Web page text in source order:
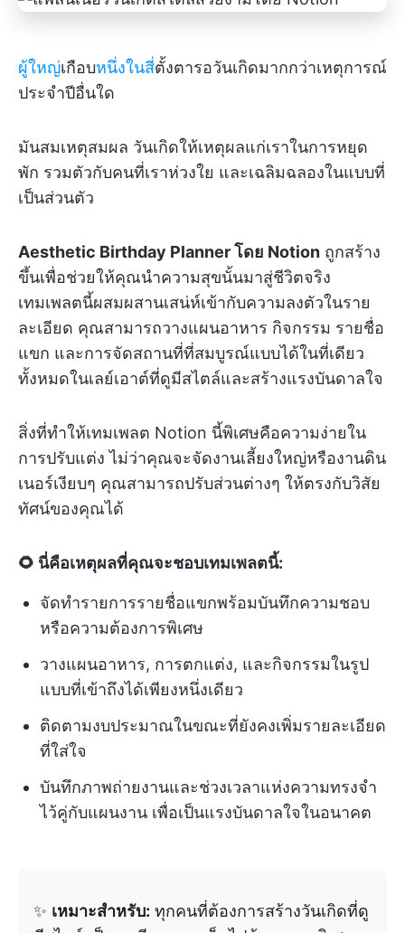
ผู้ใหญ่เกือบหนึ่งในสี่ตั้งตารอวันเกิดมากกว่าเหตุการณ์
ประจำปีอื่นใด
มันสมเหตุสมผล วันเกิดให้เหตุผลแก่เราในการหยุด
พัก รวมตัวกับคนที่เราห่วงใย และเฉลิมฉลองในแบบที่
เป็นส่วนตัว
Aesthetic Birthday Planner โดย Notion ถูกสร้าง
ขึ้นเพื่อช่วยให้คุณนำความสุขนั้นมาสู่ชีวิตจริง
เทมเพลตนี้ผสมผสานเสน่ห์เข้ากับความลงตัวในราย
ละเอียด คุณสามารถวางแผนอาหาร กิจกรรม รายชื่อ
แขก และการจัดสถานที่ที่สมบูรณ์แบบได้ในที่เดียว
ทั้งหมดในเลย์เอาต์ที่ดูมีสไตล์และสร้างแรงบันดาลใจ
สิ่งที่ทำให้เทมเพลต Notion นี้พิเศษคือความง่ายใน
การปรับแต่ง ไม่ว่าคุณจะจัดงานเลี้ยงใหญ่หรืองานดิน
เนอร์เงียบๆ คุณสามารถปรับส่วนต่างๆ ให้ตรงกับวิสัย
ทัศน์ของคุณได้
🌻 นี่คือเหตุผลที่คุณจะชอบเทมเพลตนี้:
จัดทำรายการรายชื่อแขกพร้อมบันทึกความชอบ
หรือความต้องการพิเศษ
วางแผนอาหาร, การตกแต่ง, และกิจกรรมในรูป
แบบที่เข้าถึงได้เพียงหนึ่งเดียว
ติดตามงบประมาณในขณะที่ยังคงเพิ่มรายละเอียด
ที่ใส่ใจ
บันทึกภาพถ่ายงานและช่วงเวลาแห่งความทรงจำ
ไว้คู่กับแผนงาน เพื่อเป็นแรงบันดาลใจในอนาคต
✨ เหมาะสำหรับ: ทุกคนที่ต้องการสร้างวันเกิดที่ดู